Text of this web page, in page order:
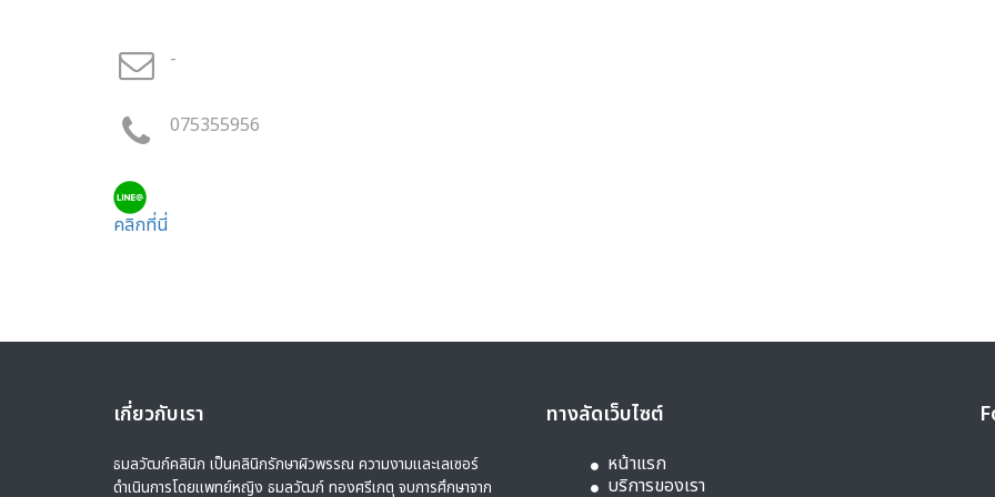
-
075355956
คลิกที่นี่
เกี่ยวกับเรา
ธมลวัฒก์คลินิก เป็นคลินิกรักษาผิวพรรณ ความงามและเลเซอร์
ดำเนินการโดยแพทย์หญิง ธมลวัฒก์ ทองศรีเกตุ จบการศึกษาจาก
ทางลัดเว็บไซต์
หน้าแรก
บริการของเรา